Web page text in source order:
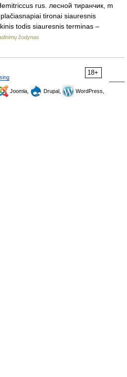
rus. лесной тиранчик, m
tironai siauresnis
todis siauresnis terminas –
žodynas
18+
Joomla, Drupal,
WordPress,